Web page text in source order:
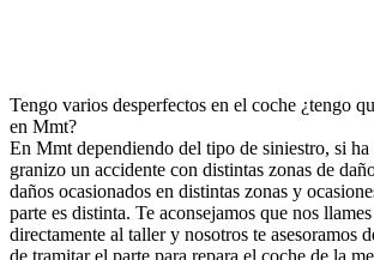
Tengo varios desperfectos en el coche ¿tengo
en Mmt?
En Mmt dependiendo del tipo de siniestro, si
granizo un accidente con distintas zonas de
daños ocasionados en distintas zonas y
parte es distinta. Te aconsejamos que nos
directamente al taller y nosotros te asesoramos
de tramitar el parte para repara el coche de la